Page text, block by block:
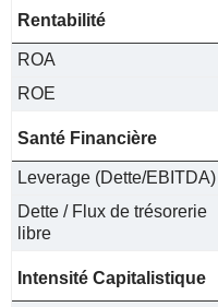
Rentabilité
ROA
ROE
Santé Financière
Leverage (Dette/EBITDA)
Dette / Flux de trésorerie
libre
Intensité Capitalistique